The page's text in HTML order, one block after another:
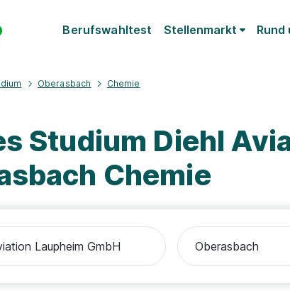
Berufswahltest Stellenmarkt Rund
Oberasbach Chemie
Studium Diehl
Chemie